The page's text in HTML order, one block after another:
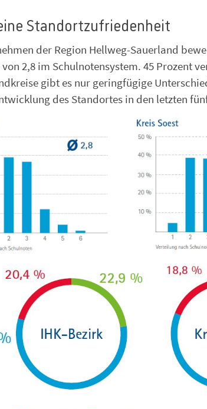
Standortzufriedenheit
der Region Hellweg-Sauerland
2,8 im Schulnotensystem. 45 Prozent
gibt es nur geringfügige
des Standortes in den letzten